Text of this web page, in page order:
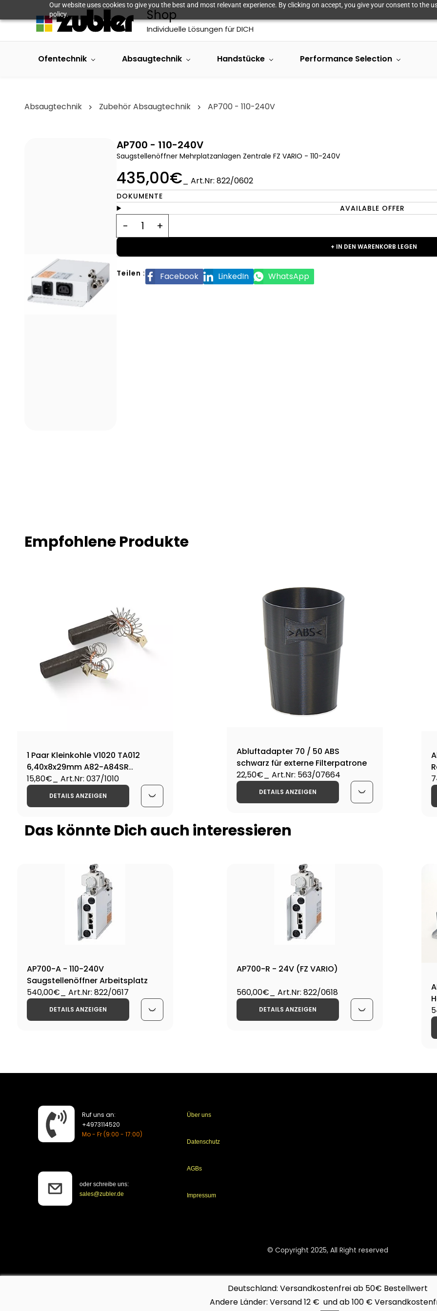
Our website uses cookies to give you the best and most relevant experience. By clicking on accept, you give your consent to the
policy.
Shop
Individuelle Lösungen für DICH
Ofentechnik Absaugtechnik Handstücke Performance Selection
Absaugtechnik Zubehör Absaugtechnik AP700 - 110-240V
AP700 - 110-240V
Saugstellenöffner Mehrplatzanlagen Zentrale FZ VARIO - 110-240V
435,00€ _ Art.Nr: 822/0602
DOKUMENTE
AVAILABLE OFFER
+ IN DEN WARENKORB LEGEN
Teilen : Facebook LinkedIn WhatsApp
Empfohlene Produkte
1 Paar Kleinkohle V1020 TA012
6,40x8x29mm A82-A84SR
Gebläse
15,80€ _ Art.Nr: 037/1010
DETAILS ANZEIGEN
Abluftadapter 70 / 50 ABS
schwarz für externe Filterpatrone
22,50€ _ Art.Nr: 563/07664
DETAILS ANZEIGEN
Das könnte Dich auch interessieren
AP700-A - 110-240V
Saugstellenöffner Arbeitsplatz
540,00€ _ Art.Nr: 822/0617
DETAILS ANZEIGEN
AP700-R - 24V (FZ VARIO)
560,00€ _ Art.Nr: 822/0618
DETAILS ANZEIGEN
Ruf uns an:
​+4973114520
Mo - Fr (9:00 - 17:00)
oder schreibe uns:
sales@zubler.de
Über uns
Datenschutz
AGBs
Impressum
© Copyright 2025, All Right reserved
Deutschland: Versandkostenfrei ab 50€ Bestellwert
Andere Länder: Versand 12 € und ab 100 €